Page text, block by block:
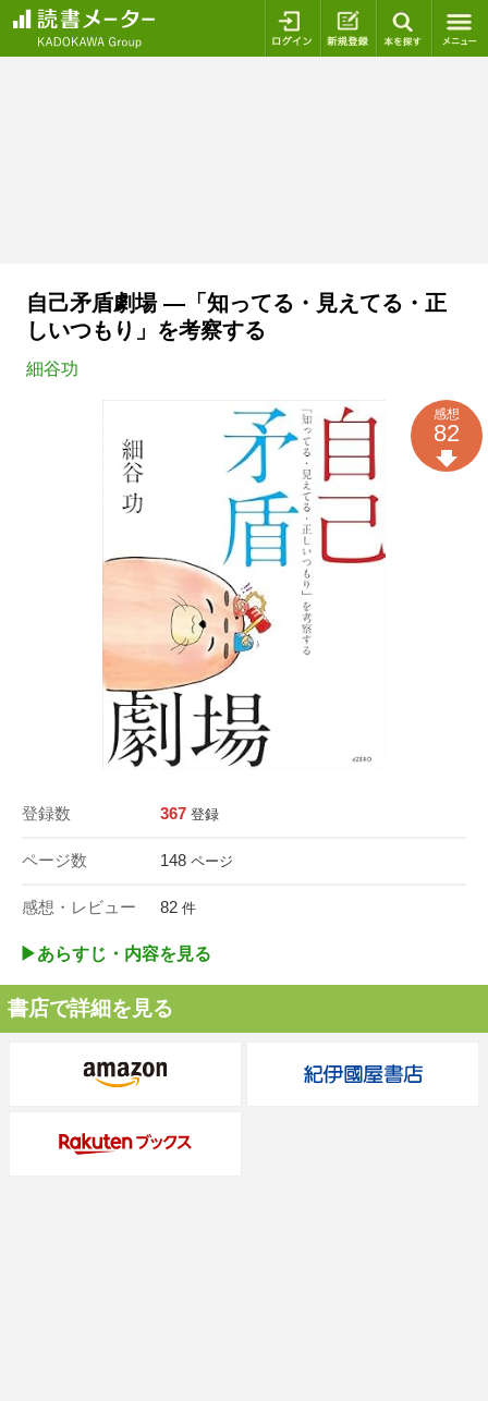
ログイン 新規登録
自己矛盾劇場 ―「知ってる・見えてる・正
しいつもり」を考察する
細谷功
登録数 367 登録
ページ数 148 ページ
感想・レビュー 82 件
感想
82
▶︎あらすじ・内容を見る
書店で詳細を見る